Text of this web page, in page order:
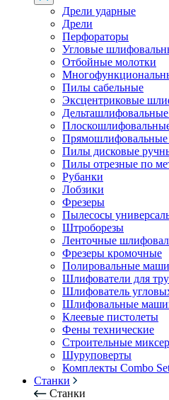
Дрели ударные
Дрели
Перфораторы
Угловые
Отбойные молотки
Пилы сабельные
Эксцентриковые
Пилы дисковые
Пилы отрезные по
Рубанки
Лобзики
Фрезеры
Пылесосы
Штроборезы
Ленточные
Фрезеры кромочные
Полировальные
Шлифователи для
Шлифователь
Шлифовальные
Клеевые пистолеты
Фены технические
Строительные
Шуруповерты
Комплекты Combo
Станки
Станки